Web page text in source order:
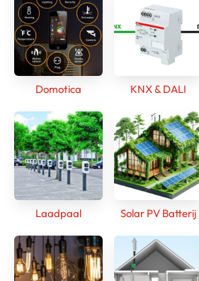
Domotica KNX & DALI
Laadpaal Solar PV Batterij